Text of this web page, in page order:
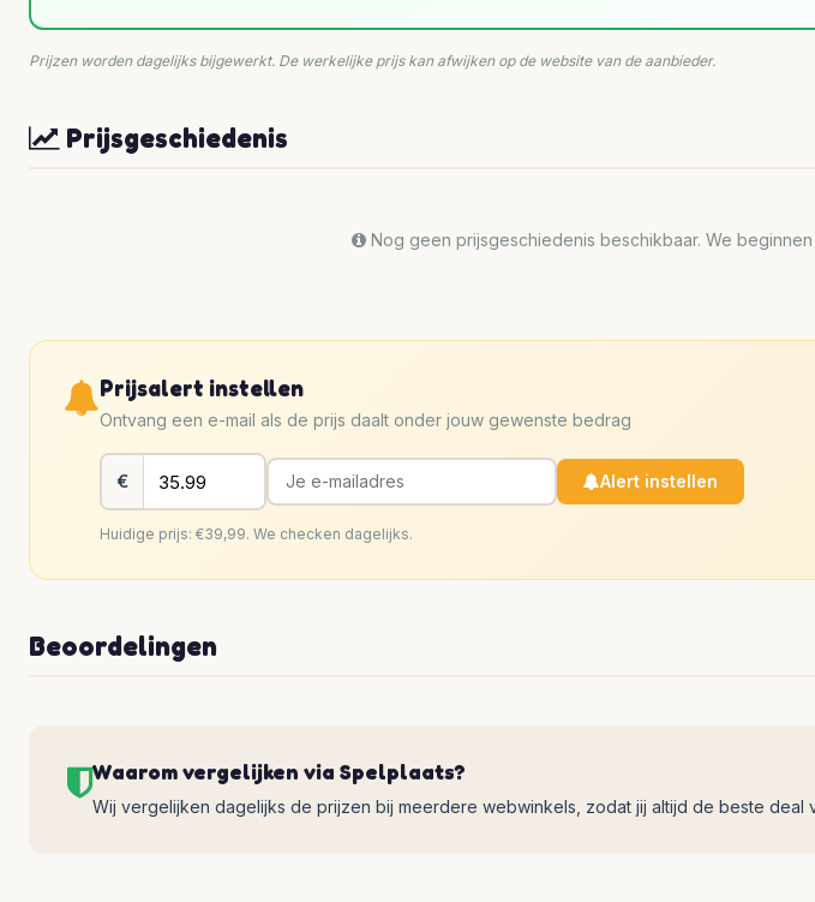
Prijzen worden dagelijks bijgewerkt. De werkelijke prijs kan afwijken op de website van de aanbieder.
Prijsgeschiedenis
Nog geen prijsgeschiedenis beschikbaar. We
Prijsalert instellen
Ontvang een e-mail als de prijs daalt onder jouw gewenste bedrag
€ Alert instellen
Huidige prijs: €39,99. We checken dagelijks.
Beoordelingen
Waarom vergelijken via Spelplaats?
Wij vergelijken dagelijks de prijzen bij meerdere webwinkels, zodat jij altijd de beste deal